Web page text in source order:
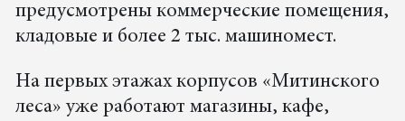
предусмотрены коммерческие помещения,
кладовые и более 2 тыс. машиномест.
На первых этажах корпусов «Митинского
леса» уже работают магазины, кафе,